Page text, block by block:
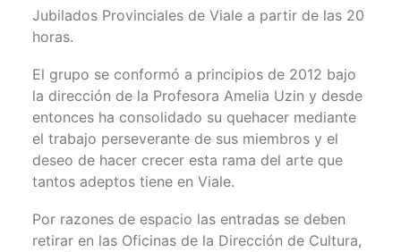
Jubilados Provinciales de Viale a partir de las 20
horas.
El grupo se conformó a principios de 2012 bajo
la dirección de la Profesora Amelia Uzin y desde
entonces ha consolidado su quehacer mediante
el trabajo perseverante de sus miembros y el
deseo de hacer crecer esta rama del arte que
tantos adeptos tiene en Viale.
Por razones de espacio las entradas se deben
retirar en las Oficinas de la Dirección de Cultura,